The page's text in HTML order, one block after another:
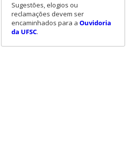
Sugestões, elogios ou
reclamações devem ser
encaminhados para a Ouvidoria
da UFSC.